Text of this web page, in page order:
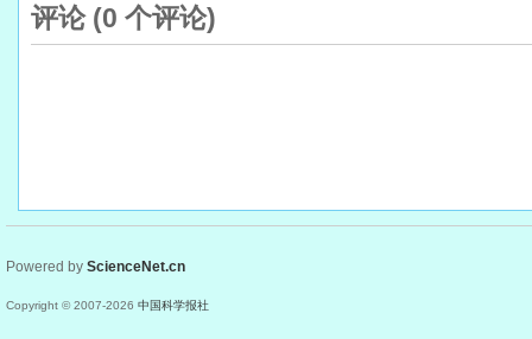
评论 (0 个评论)
Powered by ScienceNet.cn
Copyright © 2007-2026 中国科学报社